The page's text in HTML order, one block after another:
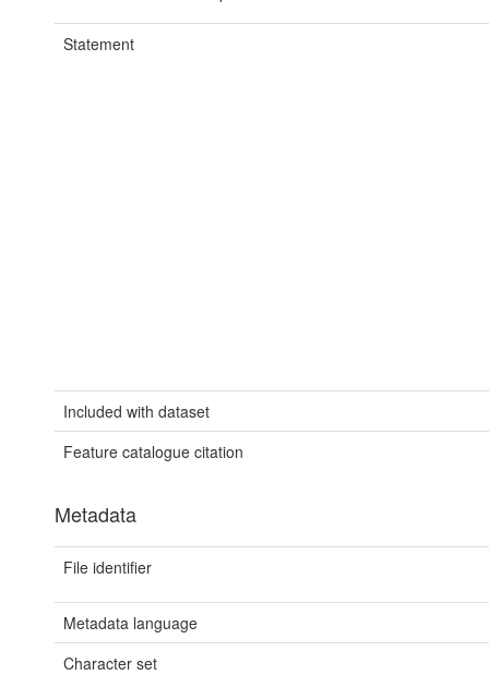
Statement
Included with dataset
Feature catalogue citation
Metadata
File identifier
Metadata language
Character set